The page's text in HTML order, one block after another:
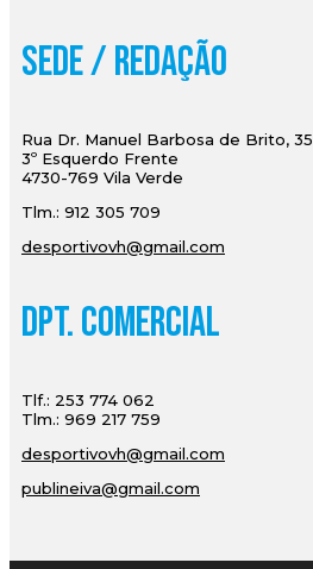
Sede / Redação
Rua Dr. Manuel Barbosa de Brito, 35
3º Esquerdo Frente
4730-769 Vila Verde
Tlm.: 912 305 709
desportivovh@gmail.com
Dpt. Comercial
Tlf.: 253 774 062
Tlm.: 969 217 759
desportivovh@gmail.com
publineiva@gmail.com